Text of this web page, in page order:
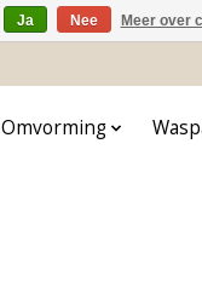
Omvorming
Ja Nee Meer over